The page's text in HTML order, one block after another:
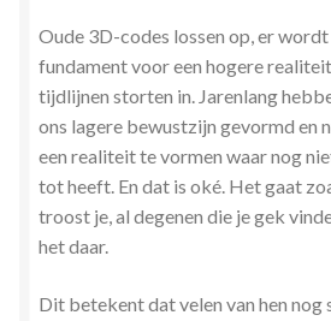
Oude 3D-codes lossen op, er wordt
fundament voor een hogere
tijdlijnen storten in. Jarenlang
ons lagere bewustzijn gevormd en
een realiteit te vormen waar nog
tot heeft. En dat is oké. Het gaat
troost je, al degenen die je gek
het daar.
Dit betekent dat velen van hen nog